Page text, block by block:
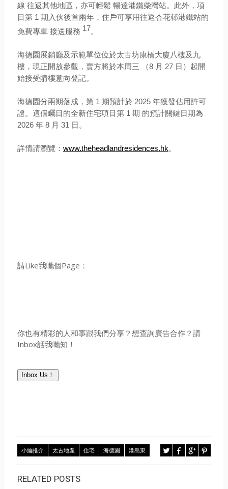
線 往返其他地區，亦可輕鬆 暢達港鐵柴灣站。此外，項
目第 1 期入伙後首兩年，住戶可享用往返杏花邨港鐵站的
免費專車 接送服務 17。
海德園展銷廳及示範單位位於太古坊康橋大廈八樓及九
樓，現正開放參觀， 賣方將於本周三 （8 月 27 日）起開
始接受購樓意向登記。
海德園分兩期落成，第 1 期預計於 2025 年獲發佔用許可
證。這個矚目的全新住宅項目第 1 期 的預計關鍵日期為
2026 年 8 月 31 日。
詳情請瀏覽： www.theheadlandresidences.hk。
請Like我哋個Page：
你也有精彩的人和事跟我們分享？想查詢廣告合作？請
Inbox話我哋知！
Inbox Us！
小編推介 太古地產 住宅 海德園 港島東
RELATED POSTS